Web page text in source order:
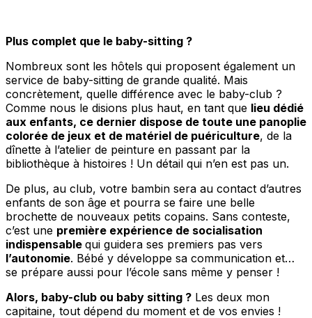
Plus complet que le baby-sitting ?
Nombreux sont les hôtels qui proposent également un
service de baby-sitting de grande qualité. Mais
concrètement, quelle différence avec le baby-club ?
Comme nous le disions plus haut, en tant que lieu dédié
aux enfants, ce dernier dispose de toute une panoplie
colorée de jeux et de matériel de puériculture, de la
dînette à l’atelier de peinture en passant par la
bibliothèque à histoires ! Un détail qui n’en est pas un.
De plus, au club, votre bambin sera au contact d’autres
enfants de son âge et pourra se faire une belle
brochette de nouveaux petits copains. Sans conteste,
c’est une première expérience de socialisation
indispensable qui guidera ses premiers pas vers
l’autonomie. Bébé y développe sa communication et…
se prépare aussi pour l’école sans même y penser !
Alors, baby-club ou baby sitting ? Les deux mon
capitaine, tout dépend du moment et de vos envies !